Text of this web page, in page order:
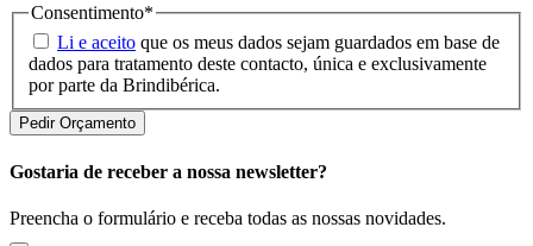
Consentimento*
Li e aceito que os meus dados sejam guardados em base de
dados para tratamento deste contacto, única e exclusivamente
por parte da Brindibérica.
Gostaria de receber a nossa newsletter?
Preencha o formulário e receba todas as nossas novidades.